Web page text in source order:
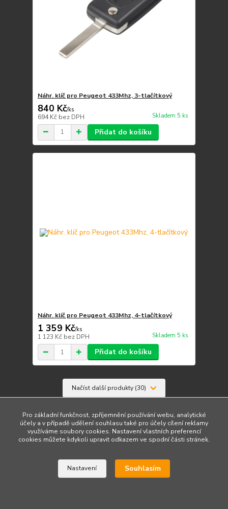
Náhr. klíč pro Peugeot 433Mhz, 3-tlačítkový
840 Kč/ks
694 Kč bez DPH Skladem 5 ks
Přidat do košíku
Náhr. klíč pro Peugeot 433Mhz, 4-tlačítkový
1 359 Kč/ks
1 123 Kč bez DPH Skladem 5 ks
Přidat do košíku
Načíst další produkty (30)
Upravit sběr cookies.
Pro základní funkčnost, zpříjemnění používání webu, analytické
účely a v případě udělení souhlasu také pro účely cílení reklamy
využíváme soubory cookies. Nastavení vlastních preferencí
cookies můžete kdykoli upravit odkazem ve spodní části stránek.
Nastavení Souhlasím